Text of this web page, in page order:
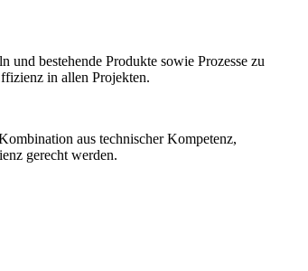
bestehende Produkte sowie Prozesse zu
in allen Projekten.
aus technischer Kompetenz,
gerecht werden.